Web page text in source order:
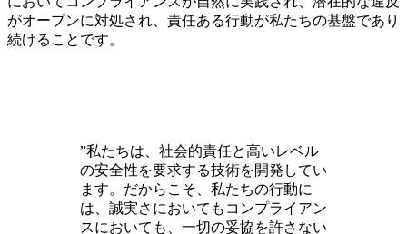
がオープンに対処され、責任ある行動が私たちの基盤であり
続けることです。
”私たちは、社会的責任と高いレベル
の安全性を要求する技術を開発してい
ます。だからこそ、私たちの行動に
は、誠実さにおいてもコンプライアン
スにおいても、一切の妥協を許さない